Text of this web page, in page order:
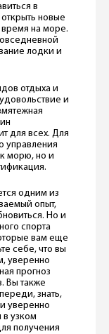
в
новые
время на море.
лодки и
отдыха и
и
для всех. Для
управления
морю, но и
одним из
опыт,
Но и
спорта
вам еще
себе, что вы
уверенно
прогноз
Вы также
знать,
уверенно
в узком
получения